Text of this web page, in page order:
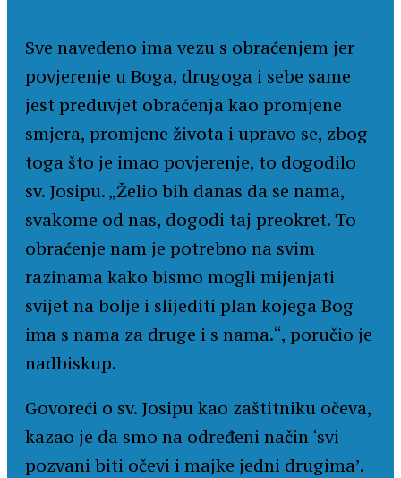
Sve navedeno ima vezu s obraćenjem jer
povjerenje u Boga, drugoga i sebe same
jest preduvjet obraćenja kao promjene
smjera, promjene života i upravo se, zbog
toga što je imao povjerenje, to dogodilo
sv. Josipu. „Želio bih danas da se nama,
svakome od nas, dogodi taj preokret. To
obraćenje nam je potrebno na svim
razinama kako bismo mogli mijenjati
svijet na bolje i slijediti plan kojega Bog
ima s nama za druge i s nama.“, poručio je
nadbiskup.
Govoreći o sv. Josipu kao zaštitniku očeva,
kazao je da smo na određeni način ‘svi
pozvani biti očevi i majke jedni drugima’.